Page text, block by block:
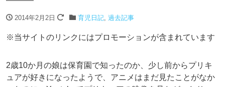
2014年2月2日 育児日記, 過去記事
※当サイトのリンクにはプロモーションが含まれています
2歳10か月の娘は保育園で知ったのか、少し前からプリキ
ュアが好きになったようで、アニメはまだ見たことがなか